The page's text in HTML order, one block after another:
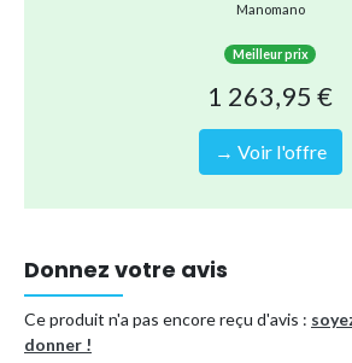
Vous êtes assuré que tous les
Vous pouvez être sûr de pouvoir
Intex.
Lepackage de maintenance WAYS
inclus.
Manomano
Meilleur prix
1 263,95 €
→ Voir l'offre
Donnez votre avis
Ce produit n'a pas encore reçu d'avis :
donner !